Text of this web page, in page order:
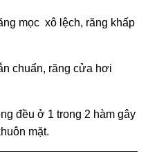
mọc xô lệch, răng khấp
chuẩn, răng cửa hơi
đều ở 1 trong 2 hàm gây
mặt.